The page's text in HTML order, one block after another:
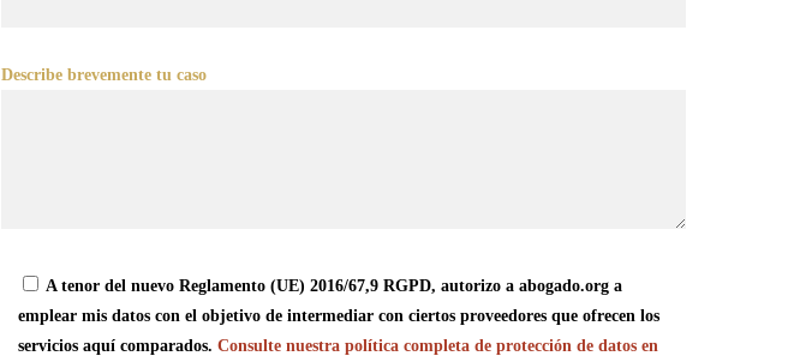
Describe brevemente tu caso
A tenor del nuevo Reglamento (UE) 2016/67,9 RGPD, autorizo a abogado.org a
emplear mis datos con el objetivo de intermediar con ciertos proveedores que ofrecen los
servicios aquí comparados. Consulte nuestra política completa de protección de datos en